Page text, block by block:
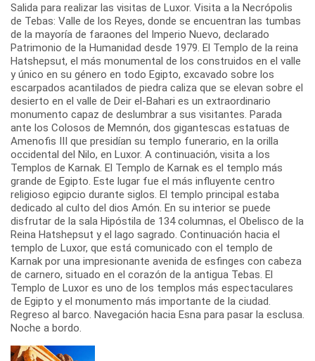
Salida para realizar las visitas de Luxor. Visita a la Necrópolis
de Tebas: Valle de los Reyes, donde se encuentran las tumbas
de la mayoría de faraones del Imperio Nuevo, declarado
Patrimonio de la Humanidad desde 1979. El Templo de la reina
Hatshepsut, el más monumental de los construidos en el valle
y único en su género en todo Egipto, excavado sobre los
escarpados acantilados de piedra caliza que se elevan sobre el
desierto en el valle de Deir el-Bahari es un extraordinario
monumento capaz de deslumbrar a sus visitantes. Parada
ante los Colosos de Memnón, dos gigantescas estatuas de
Amenofis III que presidían su templo funerario, en la orilla
occidental del Nilo, en Luxor. A continuación, visita a los
Templos de Karnak. El Templo de Karnak es el templo más
grande de Egipto. Este lugar fue el más influyente centro
religioso egipcio durante siglos. El templo principal estaba
dedicado al culto del dios Amón. En su interior se puede
disfrutar de la sala Hipóstila de 134 columnas, el Obelisco de la
Reina Hatshepsut y el lago sagrado. Continuación hacia el
templo de Luxor, que está comunicado con el templo de
Karnak por una impresionante avenida de esfinges con cabeza
de carnero, situado en el corazón de la antigua Tebas. El
Templo de Luxor es uno de los templos más espectaculares
de Egipto y el monumento más importante de la ciudad.
Regreso al barco. Navegación hacia Esna para pasar la esclusa.
Noche a bordo.